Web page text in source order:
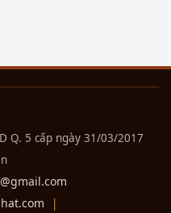
Q. 5 cấp ngày 31/03/2017
|